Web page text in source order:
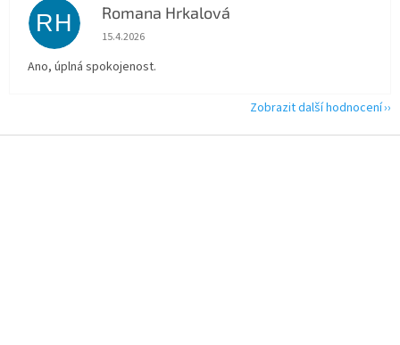
RH Romana Hrkalová
Hodnocení obchodu je 5 z 5 hvězdiček.
15.4.2026
Ano, úplná spokojenost.
Zobrazit další hodnocení